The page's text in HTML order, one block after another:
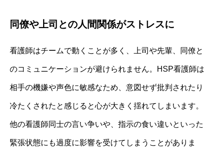
同僚や上司との人間関係がストレスに
看護師はチームで動くことが多く、上司や先輩、同僚と
のコミュニケーションが避けられません。HSP看護師は
相手の機嫌や声色に敏感なため、意図せず批判されたり
冷たくされたと感じると心が大きく揺れてしまいます。
他の看護師同士の言い争いや、指示の食い違いといった
緊張状態にも過度に影響を受けてしまうことがありま